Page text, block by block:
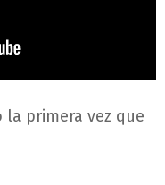
la primera vez que